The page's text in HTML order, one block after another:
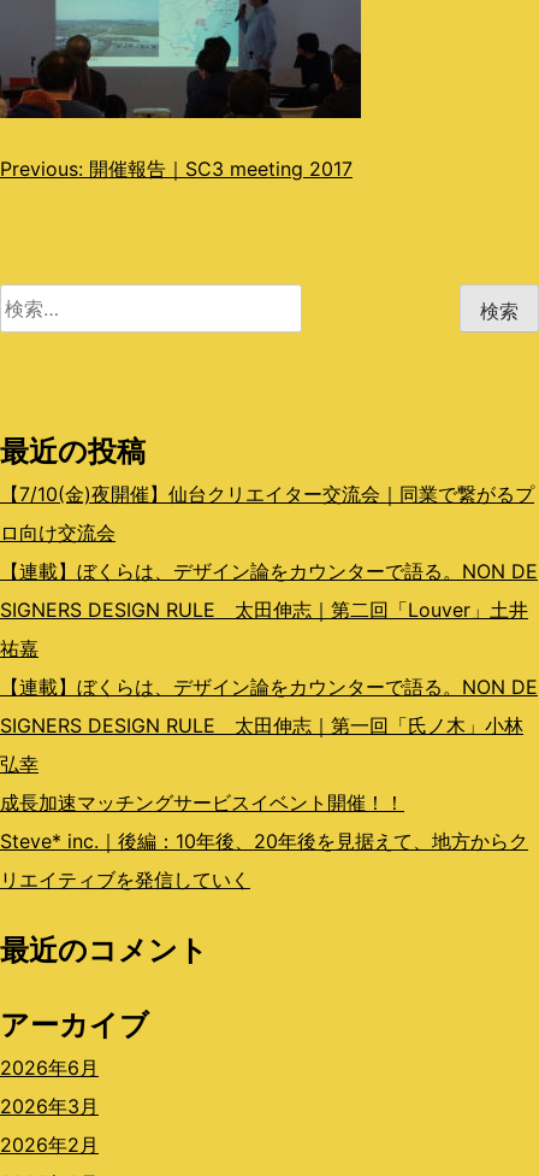
投
ビ
シ
ョ
ン
Previous: 開催報告｜SC3 meeting 2017
検
最近の投稿
【7/10(金)夜開催】仙台クリエイター交流会｜同業で繋がるプ
ロ向け交流会
【連載】ぼくらは、デザイン論をカウンターで語る。NON DE
SIGNERS DESIGN RULE 太田伸志｜第二回「Louver」土井
祐嘉
【連載】ぼくらは、デザイン論をカウンターで語る。NON DE
SIGNERS DESIGN RULE 太田伸志｜第一回「氏ノ木」小林
弘幸
成長加速マッチングサービスイベント開催！！
Steve* inc.｜後編：10年後、20年後を見据えて、地方からク
リエイティブを発信していく
最近のコメント
アーカイブ
2026年6月
2026年3月
2026年2月